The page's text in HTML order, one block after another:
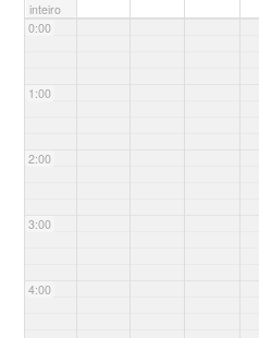
inteiro
0:00
1:00
2:00
3:00
4:00